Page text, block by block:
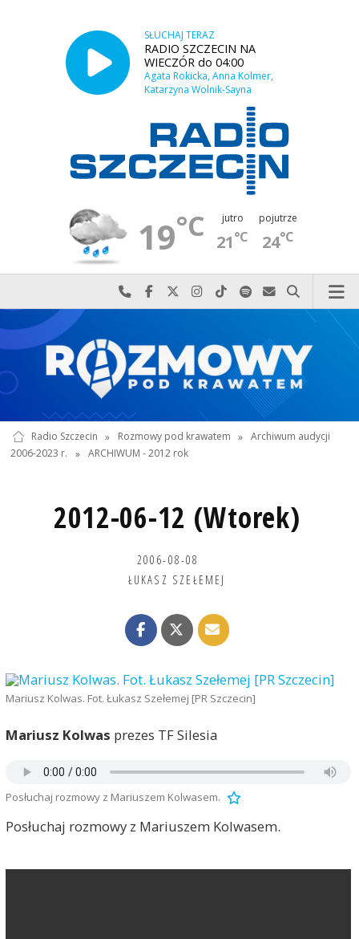
SŁUCHAJ TERAZ
RADIO SZCZECIN NA
WIECZÓR do 04:00
Agata Rokicka, Anna Kolmer,
Katarzyna Wolnik-Sayna
19°C jutro
21°C
pojutrze
24°C
Najlepiej po prostu do nas zadzwoń
Odwiedź nas na Facebook-u
Odwiedź nas na X
Odwiedź nas na Instagram-ie
Odwiedź nas na TikTok-u
Szukaj nas na Spotify
Wyślij do nas
Szukaj
Radio Szczecin » Rozmowy pod krawatem » Archiwum audycji
2006-2023 r.
» ARCHIWUM - 2012 rok
2012-06-12 (Wtorek)
2006-08-08
ŁUKASZ SZEŁEMEJ
Mariusz Kolwas. Fot. Łukasz Szełemej [PR Szczecin]
Mariusz Kolwas prezes TF Silesia
Posłuchaj rozmowy z Mariuszem Kolwasem.
Posłuchaj rozmowy z Mariuszem Kolwasem.